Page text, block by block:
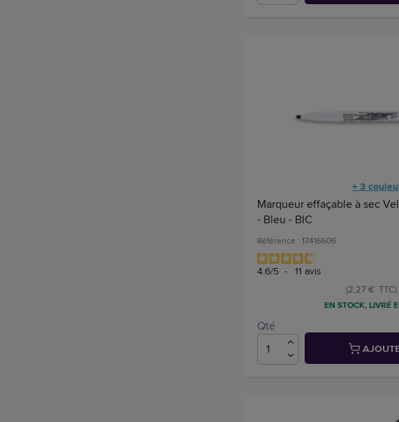
+ 3
Marqueur effaçable à sec
- Bleu - BIC
Référence : 17416606
4.6/5 - 11 avis
(2,27 € TTC)
EN STOCK, LIVRÉ
Qté